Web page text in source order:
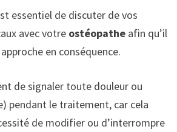
essentiel de discuter de vos
avec votre ostéopatheafin qu’il
en conséquence.
de signaler toute douleur ou
pendant le traitement, car cela
de modifier ou d’interrompre